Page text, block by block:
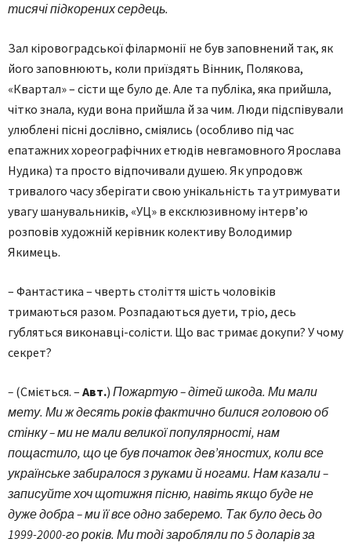
тисячі підкорених сердець.
Зал кіровоградської філармонії не був заповнений так, як
його заповнюють, коли приїздять Вінник, Полякова,
«Квартал» – сісти ще було де. Але та публіка, яка прийшла,
чітко знала, куди вона прийшла й за чим. Люди підспівували
улюблені пісні дослівно, сміялись (особливо під час
епатажних хореографічних етюдів невгамовного Ярослава
Нудика) та просто відпочивали душею. Як упродовж
тривалого часу зберігати свою унікальність та утримувати
увагу шанувальників, «УЦ» в ексклюзивному інтерв’ю
розповів художній керівник колективу Володимир
Якимець.
– Фантастика – чверть століття шість чоловіків
тримаються разом. Розпадаються дуети, тріо, десь
губляться виконавці-солісти. Що вас тримає докупи? У чому
секрет?
– (Сміється. – Авт.) Пожартую – дітей шкода. Ми мали
мету. Ми ж десять років фактично билися головою об
стінку – ми не мали великої популярності, нам
пощастило, що це був початок дев’яностих, коли все
українське забиралося з руками й ногами. Нам казали –
записуйте хоч щотижня пісню, навіть якщо буде не
дуже добра – ми її все одно заберемо. Так було десь до
1999-2000-го років. Ми тоді заробляли по 5 доларів за